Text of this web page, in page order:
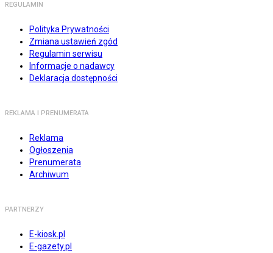
REGULAMIN
Polityka Prywatności
Zmiana ustawień zgód
Regulamin serwisu
Informacje o nadawcy
Deklaracja dostępności
REKLAMA I PRENUMERATA
Reklama
Ogłoszenia
Prenumerata
Archiwum
PARTNERZY
E-kiosk.pl
E-gazety.pl